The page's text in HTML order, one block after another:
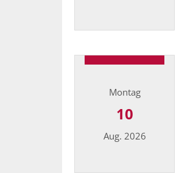
Montag
10
Aug. 2026